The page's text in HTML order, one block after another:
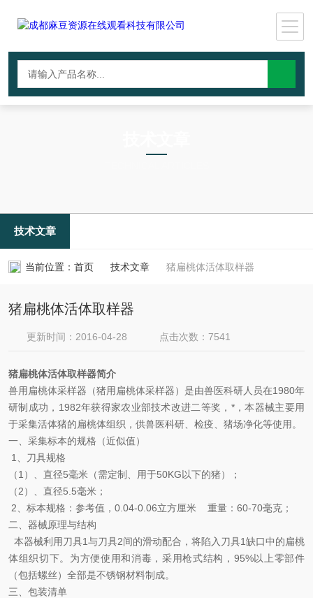
技术文章
当前位置： 首页 技术文章 猪扁桃体活体取样器
猪扁桃体活体取样器
更新时间：2016-04-28 点击次数：7541
猪扁桃体活体取样器简介
兽用扁桃体采样器（猪用扁桃体采样器）是由兽医科研人员在1980年
研制成功，1982年获得家农业部技术改进二等奖，*，本器械主要用
于采集活体猪的扁桃体组织，供兽医科研、检疫、猪场净化等使用。
一、采集标本的规格（近似值）
1、刀具规格
（1）、直径5毫米（需定制、用于50KG以下的猪）；
（2）、直径5.5毫米；
2、标本规格：参考值，0.04-0.06立方厘米 重量：60-70毫克；
二、器械原理与结构
本器械利用刀具1与刀具2间的滑动配合，将陷入刀具1缺口中的扁桃
体组织切下。为方便使用和消毒，采用枪式结构，95%以上零部件
（包括螺丝）全部是不锈钢材料制成。
三、包装清单